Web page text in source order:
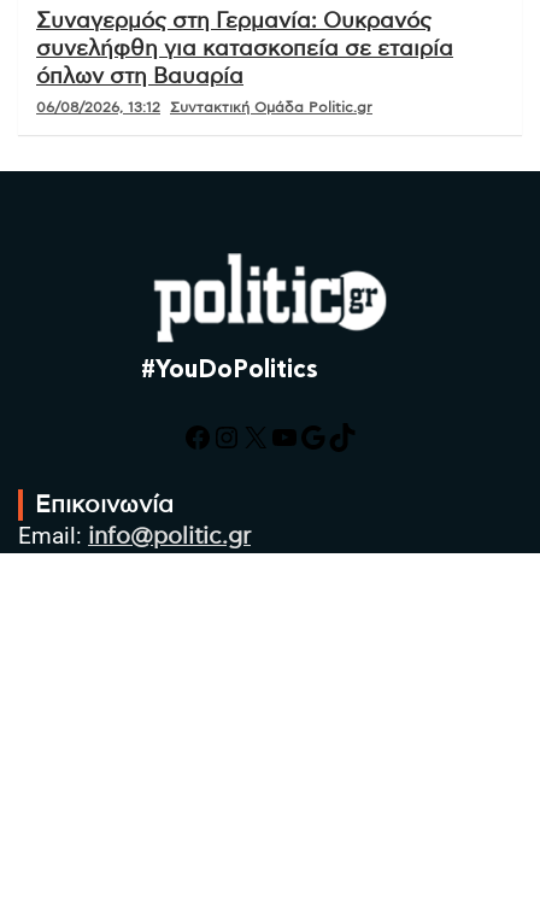
Συναγερμός στη Γερμανία: Ουκρανός
συνελήφθη για κατασκοπεία σε εταιρία
όπλων στη Βαυαρία
06/08/2026, 13:12 Συντακτική Ομάδα Politic.gr
#YouDoPolitics
Facebook
Instagram
X YouTube
Google
TikTok
Επικοινωνία
Email: info@politic.gr